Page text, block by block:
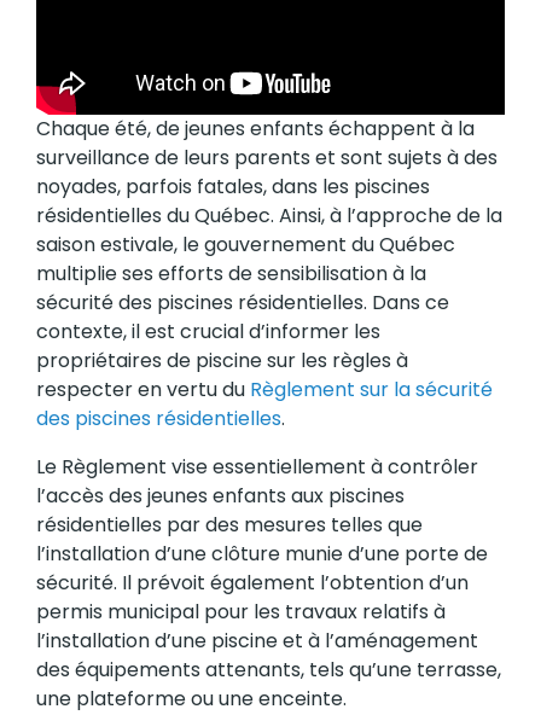
Chaque été, de jeunes enfants échappent à la
surveillance de leurs parents et sont sujets à des
noyades, parfois fatales, dans les piscines
résidentielles du Québec. Ainsi, à l’approche de la
saison estivale, le gouvernement du Québec
multiplie ses efforts de sensibilisation à la
sécurité des piscines résidentielles. Dans ce
contexte, il est crucial d’informer les
propriétaires de piscine sur les règles à
respecter en vertu du Règlement sur la sécurité
des piscines résidentielles.
Le Règlement vise essentiellement à contrôler
l’accès des jeunes enfants aux piscines
résidentielles par des mesures telles que
l’installation d’une clôture munie d’une porte de
sécurité. Il prévoit également l’obtention d’un
permis municipal pour les travaux relatifs à
l’installation d’une piscine et à l’aménagement
des équipements attenants, tels qu’une terrasse,
une plateforme ou une enceinte.